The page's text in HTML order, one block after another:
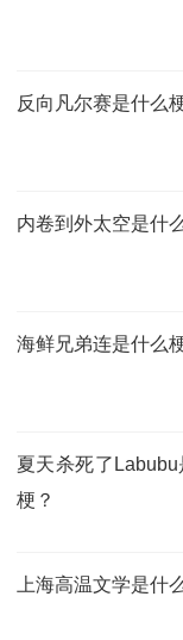
反向凡尔赛是什么
内卷到外太空是什
海鲜兄弟连是什么
夏天杀死了
梗？
上海高温文学是什